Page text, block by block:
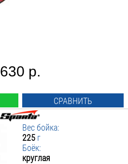
630 р.
СРАВНИТЬ
Вес бойка:
225 г
Боёк:
круглая